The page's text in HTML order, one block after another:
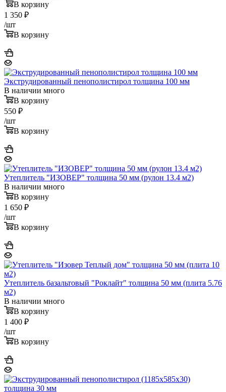
В корзину
1 350 ₽
/шт
В корзину
Экструдированный пенополистирол толщина 100 мм
В наличии много
В корзину
550 ₽
/шт
В корзину
Утеплитель "ИЗОВЕР" толщина 50 мм (рулон 13.4 м2)
В наличии много
В корзину
1 650 ₽
/шт
В корзину
Утеплитель базальтовый "Роклайт" толщина 50 мм (плита 5.76
м2)
В наличии много
В корзину
1 400 ₽
/шт
В корзину